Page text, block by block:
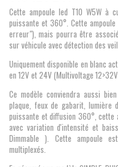
Cette ampoule led T10 W5W à
puissante et 360°. Cette
erreur"), mais pourra être
sur véhicule avec détection des
Uniquement disponible en blanc
en 12V et 24V (Multivoltage
Ce modèle conviendra aussi
plaque, feux de gabarit, lumière
puissante et diffusion 360°,
avec variation d'intensité et
Dimmable ). Cette ampoule
multiplexés.